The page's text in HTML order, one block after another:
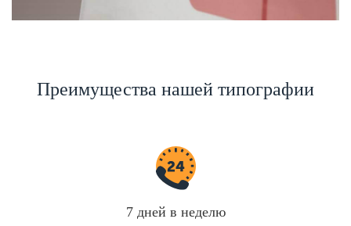
Преимущества нашей типографии
7 дней в неделю